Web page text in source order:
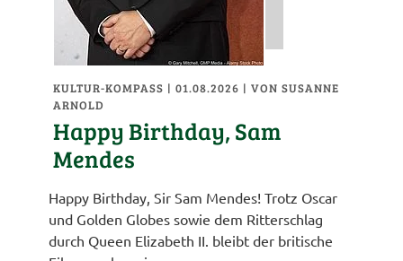
KULTUR-KOMPASS | 01.08.2026 |VON SUSANNE
ARNOLD
Happy Birthday, Sam
Mendes
Happy Birthday, Sir Sam Mendes! Trotz Oscar
und Golden Globes sowie dem Ritterschlag
durch Queen Elizabeth II. bleibt der britische